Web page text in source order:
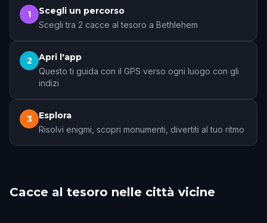
1 Scegli un percorso
Scegli tra 2 cacce al tesoro a Bethlehem
2 Apri l'app
Questo ti guida con il GPS verso ogni luogo con gli
indizi
3 Esplora
Risolvi enigmi, scopri monumenti, divertiti al tuo ritmo
Cacce al tesoro nelle città vicine